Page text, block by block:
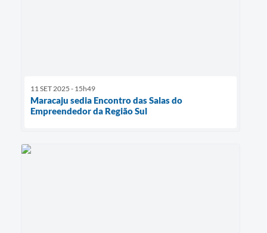
11 SET 2025 - 15h49
Maracaju sedia Encontro das Salas do
Empreendedor da Região Sul